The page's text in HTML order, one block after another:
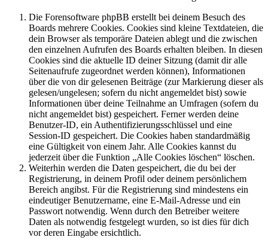
Die Forensoftware phpBB erstellt bei deinem Besuch des
Boards mehrere Cookies. Cookies sind kleine Textdateien, die
dein Browser als temporäre Dateien ablegt und die zwischen
den einzelnen Aufrufen des Boards erhalten bleiben. In diesen
Cookies sind die aktuelle ID deiner Sitzung (damit dir alle
Seitenaufrufe zugeordnet werden können), Informationen
über die von dir gelesenen Beiträge (zur Markierung dieser als
gelesen/ungelesen; sofern du nicht angemeldet bist) sowie
Informationen über deine Teilnahme an Umfragen (sofern du
nicht angemeldet bist) gespeichert. Ferner werden deine
Benutzer-ID, ein Authentifizierungsschlüssel und eine
Session-ID gespeichert. Die Cookies haben standardmäßig
eine Gültigkeit von einem Jahr. Alle Cookies kannst du
jederzeit über die Funktion „Alle Cookies löschen“ löschen.
Weiterhin werden die Daten gespeichert, die du bei der
Registrierung, in deinem Profil oder deinem persönlichem
Bereich angibst. Für die Registrierung sind mindestens ein
eindeutiger Benutzername, eine E-Mail-Adresse und ein
Passwort notwendig. Wenn durch den Betreiber weitere
Daten als notwendig festgelegt wurden, so ist dies für dich
vor deren Eingabe ersichtlich.